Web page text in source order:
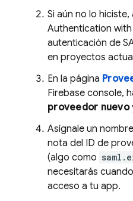
Si aún no lo hiciste,
Authentication
autenticación de
en proyectos
En la página
Firebase console,
proveedor nuevo
Asígnale un
nota del ID de
(algo como
necesitarás
acceso a tu app.